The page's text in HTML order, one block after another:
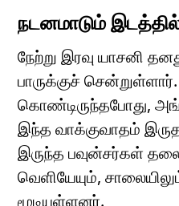
நடனமாடும்
நேற்று இரவு யாசனி
பாருக்குச்
கொண்டிருந்தபோது,
இந்த வாக்குவாதம்
இருந்த பவுன்சர்கள்
வெளியேயும்,
மூடியுள்ளனர்.